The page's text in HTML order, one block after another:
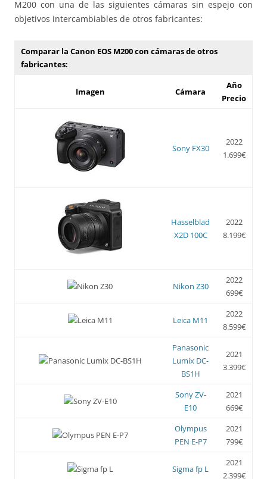
M200 con una de las siguientes cámaras sin espejo con
objetivos intercambiables de otros fabricantes:
Comparar la Canon EOS M200 con cámaras de otros
fabricantes:
Imagen Cámara
Año
Precio
Sony FX30
2022
1.699€
Hasselblad
X2D 100C
2022
8.199€
Nikon Z30
2022
699€
Leica M11
2022
8.599€
Panasonic
Lumix DC-
BS1H
2021
3.399€
Sony ZV-
E10
2021
669€
Olympus
PEN E-P7
2021
799€
Sigma fp L
2021
2.399€